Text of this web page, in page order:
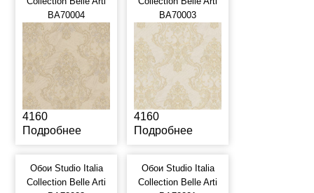
BA70004
4160
Подробнее
BA70003
4160
Подробнее
Обои Studio Italia
Collection Belle Arti
Обои Studio Italia
Collection Belle Arti